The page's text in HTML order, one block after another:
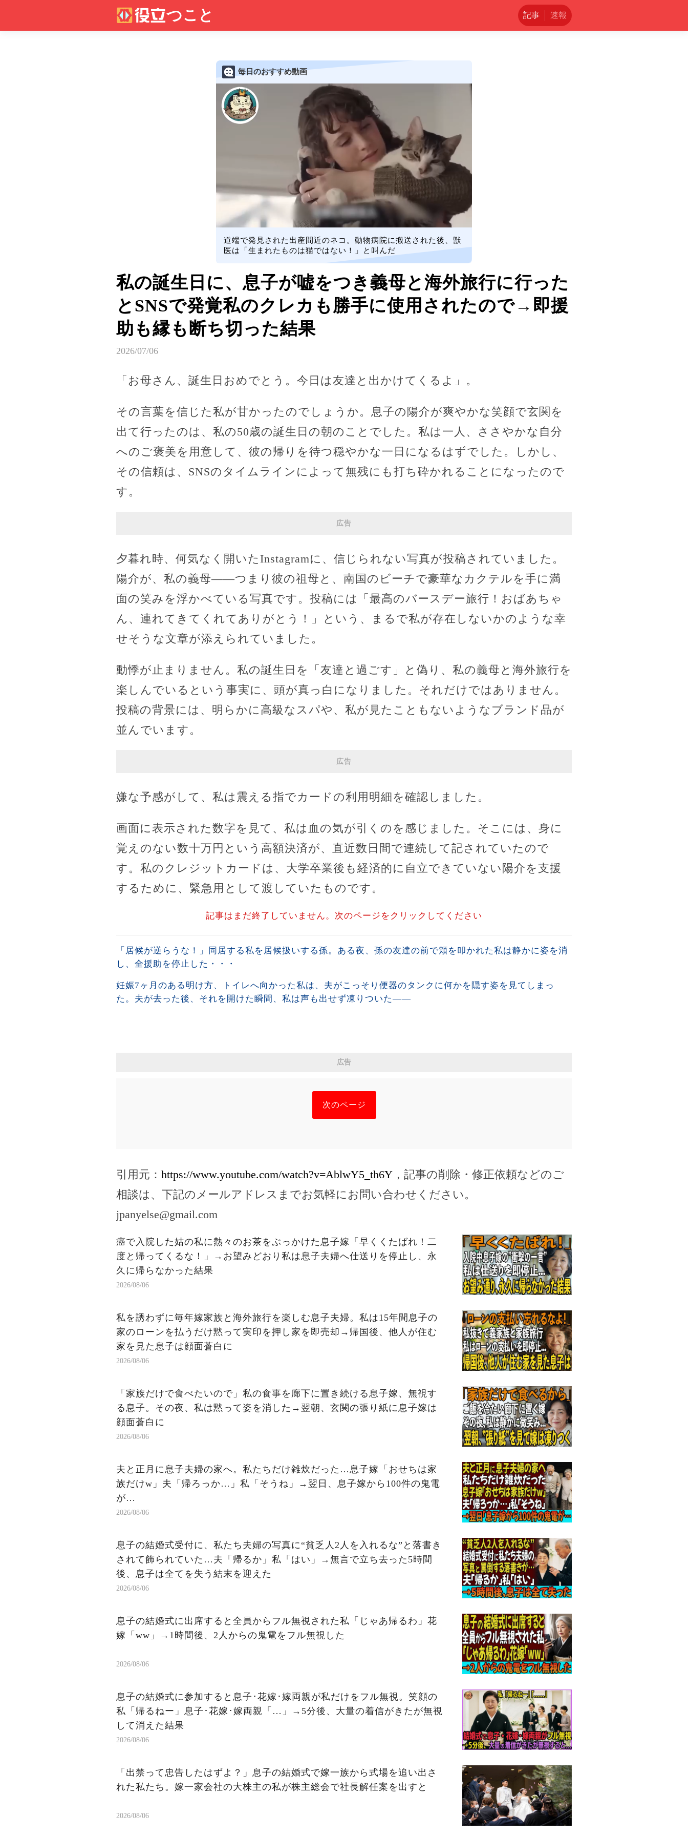
記事 速報
毎日のおすすめ動画
道端で発見された出産間近のネコ。動物病院に搬送された後、獣
医は「生まれたものは猫ではない！」と叫んだ
私の誕生日に、息子が嘘をつき義母と海外旅行に行った
とSNSで発覚私のクレカも勝手に使用されたので→即援
助も縁も断ち切った結果
2026/07/06
「お母さん、誕生日おめでとう。今日は友達と出かけてくるよ」。
その言葉を信じた私が甘かったのでしょうか。息子の陽介が爽やかな笑顔で玄関を
出て行ったのは、私の50歳の誕生日の朝のことでした。私は一人、ささやかな自分
へのご褒美を用意して、彼の帰りを待つ穏やかな一日になるはずでした。しかし、
その信頼は、SNSのタイムラインによって無残にも打ち砕かれることになったので
す。
広告
夕暮れ時、何気なく開いたInstagramに、信じられない写真が投稿されていました。
陽介が、私の義母――つまり彼の祖母と、南国のビーチで豪華なカクテルを手に満
面の笑みを浮かべている写真です。投稿には「最高のバースデー旅行！おばあちゃ
ん、連れてきてくれてありがとう！」という、まるで私が存在しないかのような幸
せそうな文章が添えられていました。
動悸が止まりません。私の誕生日を「友達と過ごす」と偽り、私の義母と海外旅行を
楽しんでいるという事実に、頭が真っ白になりました。それだけではありません。
投稿の背景には、明らかに高級なスパや、私が見たこともないようなブランド品が
並んでいます。
広告
嫌な予感がして、私は震える指でカードの利用明細を確認しました。
画面に表示された数字を見て、私は血の気が引くのを感じました。そこには、身に
覚えのない数十万円という高額決済が、直近数日間で連続して記されていたので
す。私のクレジットカードは、大学卒業後も経済的に自立できていない陽介を支援
するために、緊急用として渡していたものです。
記事はまだ終了していません。次のページをクリックしてください
「居候が逆らうな！」同居する私を居候扱いする孫。ある夜、孫の友達の前で頬を叩かれた私は静かに姿を消
し、全援助を停止した・・・
妊娠7ヶ月のある明け方、トイレへ向かった私は、夫がこっそり便器のタンクに何かを隠す姿を見てしまっ
た。夫が去った後、それを開けた瞬間、私は声も出せず凍りついた――
広告
次のページ
引用元： https://www.youtube.com/watch?v=AblwY5_th6Y ，記事の削除・修正依頼などのご
相談は、下記のメールアドレスまでお気軽にお問い合わせください。
jpanyelse@gmail.com
癌で入院した姑の私に熱々のお茶をぶっかけた息子嫁「早くくたばれ！二
度と帰ってくるな！」→お望みどおり私は息子夫婦へ仕送りを停止し、永
久に帰らなかった結果
2026/08/06
私を誘わずに毎年嫁家族と海外旅行を楽しむ息子夫婦。私は15年間息子の
家のローンを払うだけ黙って実印を押し家を即売却→帰国後、他人が住む
家を見た息子は顔面蒼白に
2026/08/06
「家族だけで食べたいので」私の食事を廊下に置き続ける息子嫁、無視す
る息子。その夜、私は黙って姿を消した→翌朝、玄関の張り紙に息子嫁は
顔面蒼白に
2026/08/06
夫と正月に息子夫婦の家へ。私たちだけ雑炊だった…息子嫁「おせちは家
族だけw」夫「帰ろっか…」私「そうね」→翌日、息子嫁から100件の鬼電
が…
2026/08/06
息子の結婚式受付に、私たち夫婦の写真に“貧乏人2人を入れるな”と落書き
されて飾られていた…夫「帰るか」私「はい」→無言で立ち去った5時間
後、息子は全てを失う結末を迎えた
2026/08/06
息子の結婚式に出席すると全員からフル無視された私「じゃあ帰るわ」花
嫁「ww」→1時間後、2人からの鬼電をフル無視した
2026/08/06
息子の結婚式に参加すると息子･花嫁･嫁両親が私だけをフル無視。笑顔の
私「帰るねー」息子･花嫁･嫁両親「…」→5分後、大量の着信がきたが無視
して消えた結果
2026/08/06
「出禁って忠告したはずよ？」息子の結婚式で嫁一族から式場を追い出さ
れた私たち。嫁一家会社の大株主の私が株主総会で社長解任案を出すと
2026/08/06